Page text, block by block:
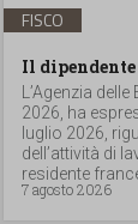
FISCO
Il
L’Agenzia
2026, ha
luglio 2026,
dell’attività di
residente
7 agosto 2026